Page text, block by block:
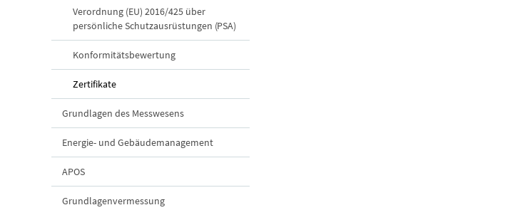
Verordnung (EU) 2016/425 über
persönliche Schutzausrüstungen (PSA)
Konformitätsbewertung
Zertifikate
Grundlagen des Messwesens
Energie- und Gebäudemanagement
APOS
Grundlagenvermessung